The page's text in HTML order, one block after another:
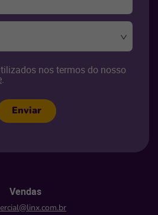
nos termos do nosso
.
Enviar
Vendas